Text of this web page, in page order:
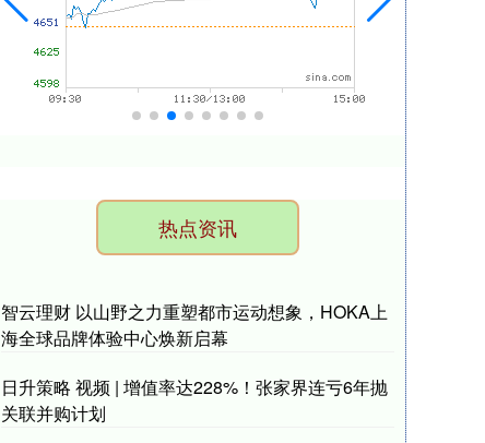
热点资讯
智云理财 以山野之力重塑都市运动想象，HOKA上
海全球品牌体验中心焕新启幕
日升策略 视频 | 增值率达228%！张家界连亏6年抛
关联并购计划